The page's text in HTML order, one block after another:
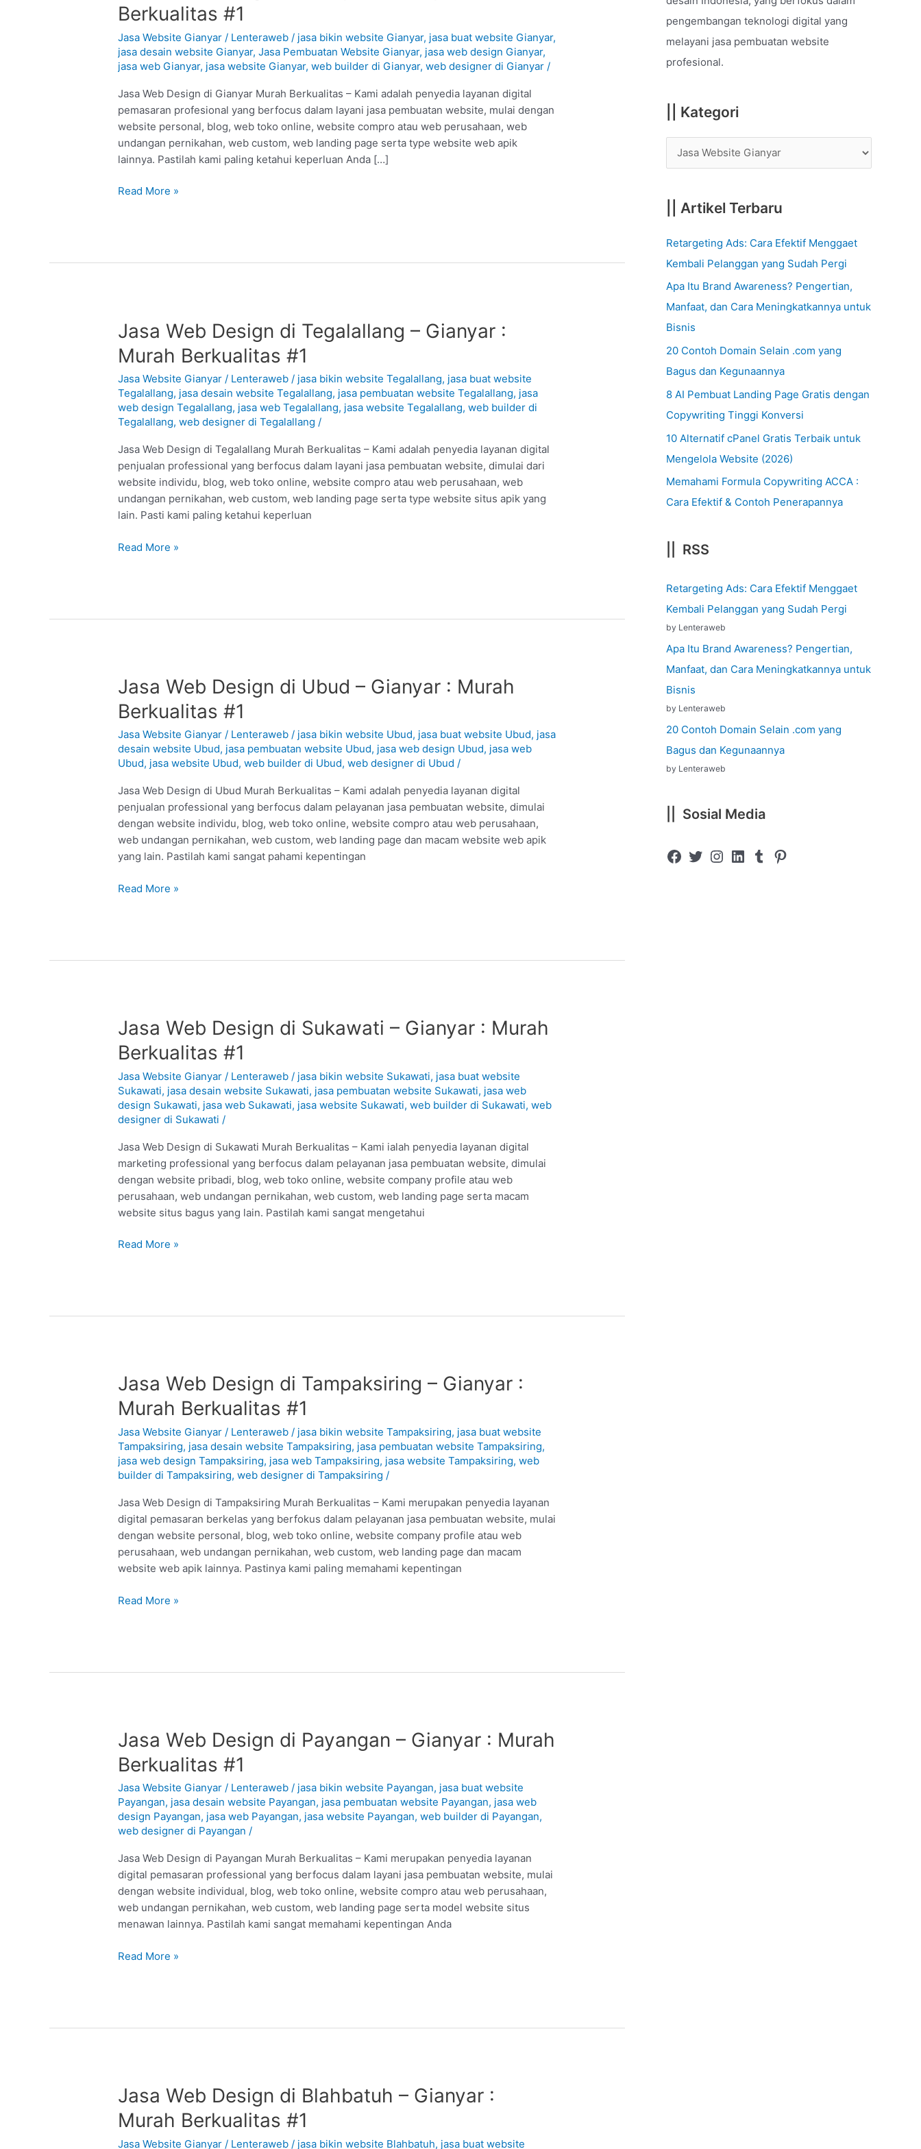
Berkualitas #1
Jasa Website Gianyar / Lenteraweb/ jasa bikin website Gianyar, jasa buat website Gianyar,
jasa desain website Gianyar,Jasa Pembuatan Website Gianyar, jasa web design Gianyar,
jasa web Gianyar, jasa website Gianyar,web builder di Gianyar,web designer di Gianyar /
Jasa Web Design di Gianyar Murah Berkualitas – Kami adalah penyedia layanan digital
pemasaran profesional yang berfocus dalam layani jasa pembuatan website, mulai dengan
website personal, blog, web toko online, website compro atau web perusahaan, web
undangan pernikahan, web custom, web landing page serta type website web apik
lainnya. Pastilah kami paling ketahui keperluan Anda […]
Design
di
Gianyar
–
:
Murah
Berkualitas
#1
Read More »
Jasa Web Design di Tegalallang – Gianyar :
Murah Berkualitas #1
Jasa Website Gianyar / Lenteraweb/ jasa bikin website Tegalallang, jasa buat website
Tegalallang, jasa desain website Tegalallang, jasa pembuatan website Tegalallang, jasa
web design Tegalallang, jasa web Tegalallang, jasa website Tegalallang,web builder di
Tegalallang,web designer di Tegalallang /
Jasa Web Design di Tegalallang Murah Berkualitas – Kami adalah penyedia layanan digital
penjualan professional yang berfocus dalam layani jasa pembuatan website, dimulai dari
website individu, blog, web toko online, website compro atau web perusahaan, web
undangan pernikahan, web custom, web landing page serta type website situs apik yang
lain. Pasti kami paling ketahui keperluan
Jasa
Web
Design
di
Tegalallang
–
Gianyar
Murah
Berkualitas
#1
Read More »
Jasa Web Design di Ubud – Gianyar : Murah
Berkualitas #1
Jasa Website Gianyar / Lenteraweb/ jasa bikin website Ubud, jasa buat website Ubud, jasa
desain website Ubud, jasa pembuatan website Ubud, jasa web design Ubud, jasa web
Ubud, jasa website Ubud,web builder di Ubud,web designer di Ubud /
Jasa Web Design di Ubud Murah Berkualitas – Kami adalah penyedia layanan digital
penjualan professional yang berfocus dalam pelayanan jasa pembuatan website, dimulai
dengan website individu, blog, web toko online, website compro atau web perusahaan,
web undangan pernikahan, web custom, web landing page dan macam website web apik
yang lain. Pastilah kami sangat pahami kepentingan
Jasa
Web
Design
di
Ubud
–
:
Murah
Berkualitas
#1
Read More »
Jasa Web Design di Sukawati – Gianyar : Murah
Berkualitas #1
Jasa Website Gianyar / Lenteraweb / jasa bikin website Sukawati, jasa buat website
Sukawati, jasa desain website Sukawati, jasa pembuatan website Sukawati, jasa web
design Sukawati, jasa web Sukawati, jasa website Sukawati,web builder di Sukawati,web
designer di Sukawati /
Jasa Web Design di Sukawati Murah Berkualitas – Kami ialah penyedia layanan digital
marketing professional yang berfocus dalam pelayanan jasa pembuatan website, dimulai
dengan website pribadi, blog, web toko online, website company profile atau web
perusahaan, web undangan pernikahan, web custom, web landing page serta macam
website situs bagus yang lain. Pastilah kami sangat mengetahui
Jasa
Web
Design
di
Sukawati
–
Gianyar
Murah
Berkualitas
#1
Read More »
Jasa Web Design di Tampaksiring – Gianyar :
Murah Berkualitas #1
Jasa Website Gianyar / Lenteraweb/ jasa bikin website Tampaksiring, jasa buat website
Tampaksiring, jasa desain website Tampaksiring, jasa pembuatan website Tampaksiring,
jasa web design Tampaksiring, jasa web Tampaksiring, jasa website Tampaksiring,web
builder di Tampaksiring,web designer di Tampaksiring /
Jasa Web Design di Tampaksiring Murah Berkualitas – Kami merupakan penyedia layanan
digital pemasaran berkelas yang berfokus dalam pelayanan jasa pembuatan website, mulai
dengan website personal, blog, web toko online, website company profile atau web
perusahaan, web undangan pernikahan, web custom, web landing page dan macam
website web apik lainnya. Pastinya kami paling memahami kepentingan
Jasa
Web
Design
di
Tampaksiring
–
Gianyar
Murah
Berkualitas
#1
Read More »
Jasa Web Design di Payangan – Gianyar : Murah
Berkualitas #1
Jasa Website Gianyar / Lenteraweb/ jasa bikin website Payangan, jasa buat website
Payangan, jasa desain website Payangan, jasa pembuatan website Payangan, jasa web
design Payangan, jasa web Payangan, jasa website Payangan,web builder di Payangan,
web designer di Payangan /
Jasa Web Design di Payangan Murah Berkualitas – Kami merupakan penyedia layanan
digital pemasaran professional yang berfocus dalam layani jasa pembuatan website, mulai
dengan website individual, blog, web toko online, website compro atau web perusahaan,
web undangan pernikahan, web custom, web landing page serta model website situs
menawan lainnya. Pastilah kami sangat memahami kepentingan Anda
Jasa
Web
Design
di
Payangan
–
Gianyar
Murah
Berkualitas
#1
Read More »
Jasa Web Design di Blahbatuh – Gianyar :
Murah Berkualitas #1
Jasa Website Gianyar / Lenteraweb / jasa bikin website Blahbatuh, jasa buat website
Jasa
Web
Design
di
o
r
:
pengembangan teknologi digital yang
melayani jasa pembuatan website
profesional.
|| Kategori
|| Artikel Terbaru
Retargeting Ads: Cara Efektif Menggaet
Kembali Pelanggan yang Sudah Pergi
Apa Itu Brand Awareness? Pengertian,
Manfaat, dan Cara Meningkatkannya untuk
Bisnis
20 Contoh Domain Selain .com yang
Bagus dan Kegunaannya
8 AI Pembuat Landing Page Gratis dengan
Copywriting Tinggi Konversi
10 Alternatif cPanel Gratis Terbaik untuk
Mengelola Website (2026)
Memahami Formula Copywriting ACCA :
Cara Efektif & Contoh Penerapannya
|| RSS
Retargeting Ads: Cara Efektif Menggaet
Kembali Pelanggan yang Sudah Pergi
by Lenteraweb
Apa Itu Brand Awareness? Pengertian,
Manfaat, dan Cara Meningkatkannya untuk
Bisnis
by Lenteraweb
20 Contoh Domain Selain .com yang
Bagus dan Kegunaannya
by Lenteraweb
|| Sosial Media